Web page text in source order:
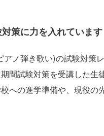
策に力を入れています
ノ弾き歌い)の試験対策
間試験対策を受講した生
への進学準備や、現役の